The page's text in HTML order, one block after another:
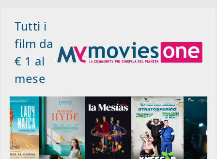
Tutti i
film da
€ 1 al
mese